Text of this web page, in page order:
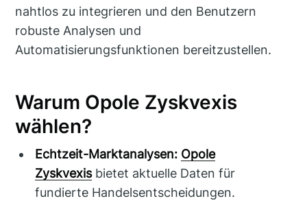
nahtlos zu integrieren und den Benutzern
robuste Analysen und
Automatisierungsfunktionen bereitzustellen.
Warum Opole Zyskvexis
wählen?
Echtzeit-Marktanalysen: Opole
Zyskvexisbietet aktuelle Daten für
fundierte Handelsentscheidungen.